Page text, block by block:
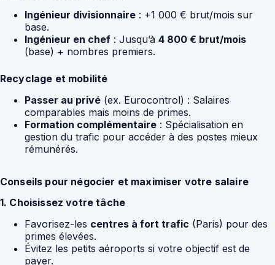
Ingénieur divisionnaire : +1 000 € brut/mois sur
base.
Ingénieur en chef : Jusqu’à 4 800 € brut/mois
(base) + nombres premiers.
Recyclage et mobilité
Passer au privé (ex. Eurocontrol) : Salaires
comparables mais moins de primes.
Formation complémentaire : Spécialisation en
gestion du trafic pour accéder à des postes mieux
rémunérés.
Conseils pour négocier et maximiser votre salaire
1. Choisissez votre tâche
Favorisez-les centres à fort trafic (Paris) pour des
primes élevées.
Évitez les petits aéroports si votre objectif est de
payer.